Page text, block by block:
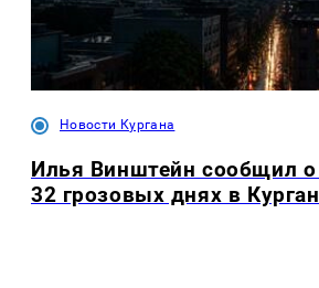
Новости Кургана
Илья Винштейн сообщил
32 грозовых днях в